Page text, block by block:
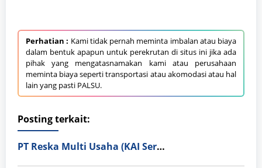
Perhatian : Kami tidak pernah meminta imbalan atau biaya
dalam bentuk apapun untuk perekrutan di situs ini jika ada
pihak yang mengatasnamakan kami atau perusahaan
meminta biaya seperti transportasi atau akomodasi atau hal
lain yang pasti PALSU.
Posting terkait:
PT Reska Multi Usaha (KAI Services)